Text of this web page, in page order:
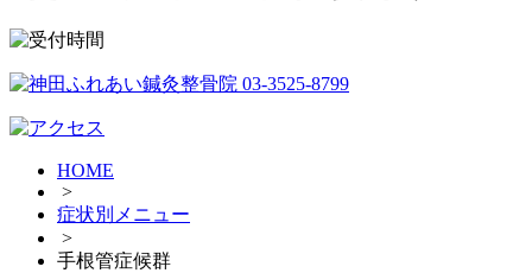
HOME
>
症状別メニュー
>
手根管症候群